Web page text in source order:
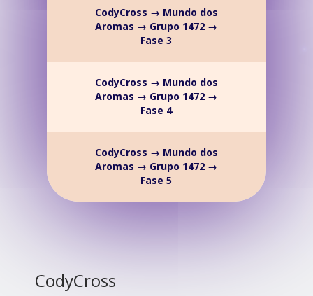
CodyCross → Mundo dos
Aromas → Grupo 1472 →
Fase 3
CodyCross → Mundo dos
Aromas → Grupo 1472 →
Fase 4
CodyCross → Mundo dos
Aromas → Grupo 1472 →
Fase 5
CodyCross